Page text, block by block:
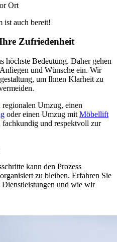
Ort
ist auch bereit!
Zufriedenheit
höchste Bedeutung. Daher gehen
und Wünsche ein. Wir
um Ihnen Klarheit zu
Umzug, einen
oder einen Umzug mit Möbellift
fachkundig und respektvoll zur
kann den Prozess
zu bleiben. Erfahren Sie
Dienstleistungen und wie wir